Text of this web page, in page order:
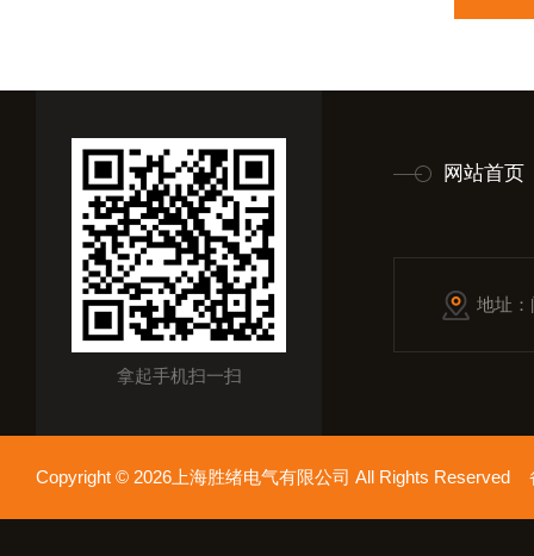
拿起手机扫一扫
网站首页
地址
Copyright © 2026上海胜绪电气有限公司 All Rights Reserved